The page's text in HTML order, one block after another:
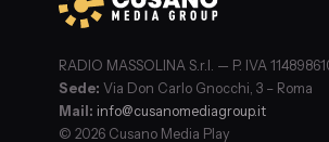
RADIO MASSOLINA S.r.l. — P. IVA
Sede: Via Don Carlo Gnocchi, 3 – Roma
Mail: info@cusanomediagroup.it
© 2026 Cusano Media Play